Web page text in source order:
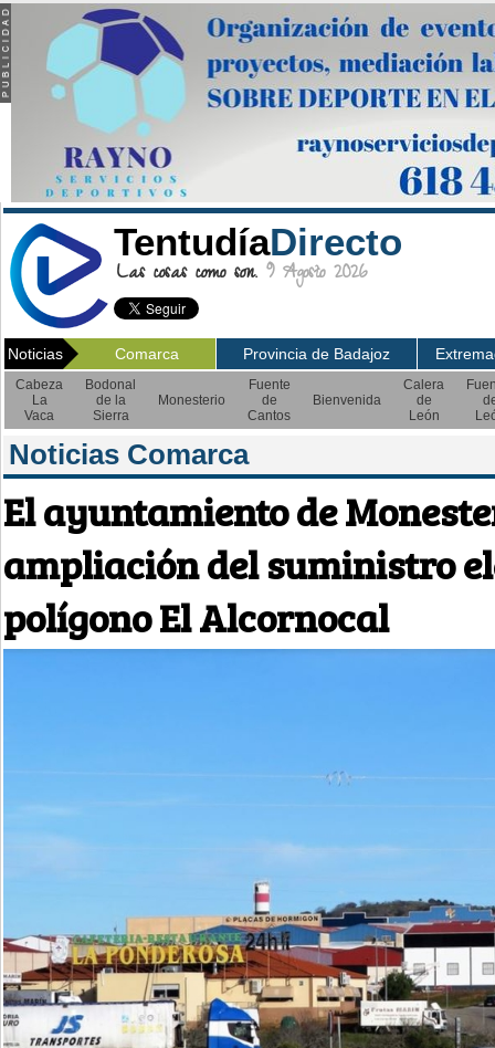
TentudíaDirecto
Las cosas como son. 9 Agosto 2026
Noticias Comarca Provincia de Badajoz
Cabeza
La
Vaca
Bodonal
de la
Sierra
Monesterio
Fuente
de
Cantos
Bienvenida
Calera
de
León
Noticias Comarca
El ayuntamiento de
ampliación del suministro
polígono El Alcornocal